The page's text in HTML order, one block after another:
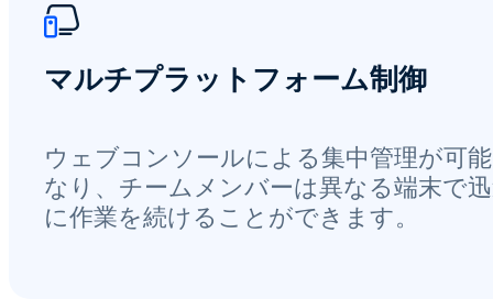
マルチプラットフォーム制御
ウェブコンソールによる集中管理が可
なり、チームメンバーは異なる端末で
に作業を続けることができます。